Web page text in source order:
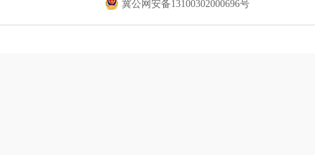
冀公网安备13100302000696号